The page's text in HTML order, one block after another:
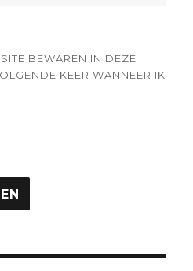
BEWAREN IN DEZE
KEER WANNEER IK